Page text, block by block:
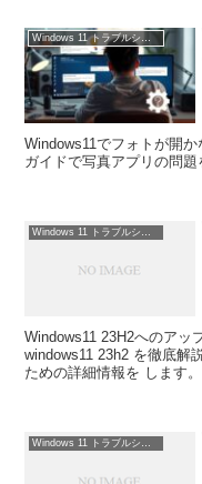
Windows 11 トラブルシューティング
Windows11でフォトが開
ガイドで写真アプリの問題
Windows11 23H2へのアッ
windows11 23h2 を徹底解
ための詳細情報を します。
Windows 11 トラブルシューティング